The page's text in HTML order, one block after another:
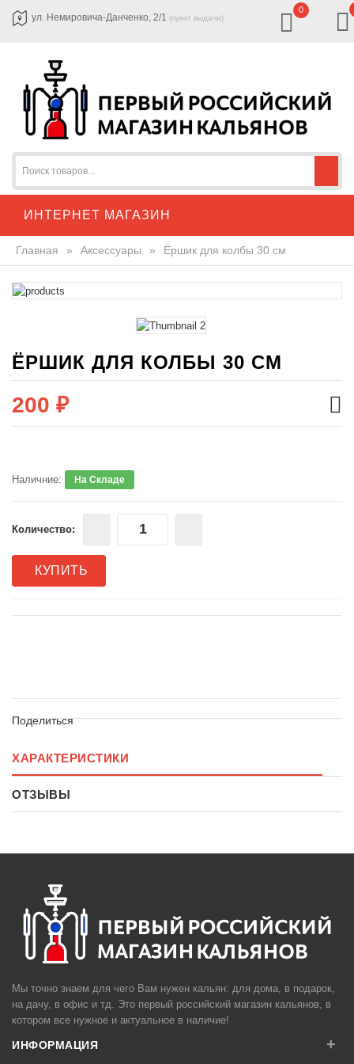
ул. Немировича-Данченко, 2/1 (пункт выдачи)
0
ИНТЕРНЕТ МАГАЗИН
Главная » Аксессуары » Ёршик для колбы 30 см
ЁРШИК ДЛЯ КОЛБЫ 30 СМ
200 ₽
Наличние: На Складе
Количество:
КУПИТЬ
Поделиться
ХАРАКТЕРИСТИКИ
ОТЗЫВЫ
Мы точно знаем для чего Вам нужен кальян: для дома, в подарок,
на дачу, в офис и тд. Это первый российский магазин кальянов, в
котором все нужное и актуальное в наличие!
ИНФОРМАЦИЯ +